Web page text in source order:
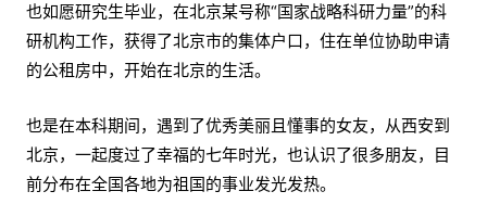
也如愿研究生毕业，在北京某号称“国家战略科研力量”的科
研机构工作，获得了北京市的集体户口，住在单位协助申请
的公租房中，开始在北京的生活。
也是在本科期间，遇到了优秀美丽且懂事的女友，从西安到
北京，一起度过了幸福的七年时光，也认识了很多朋友，目
前分布在全国各地为祖国的事业发光发热。